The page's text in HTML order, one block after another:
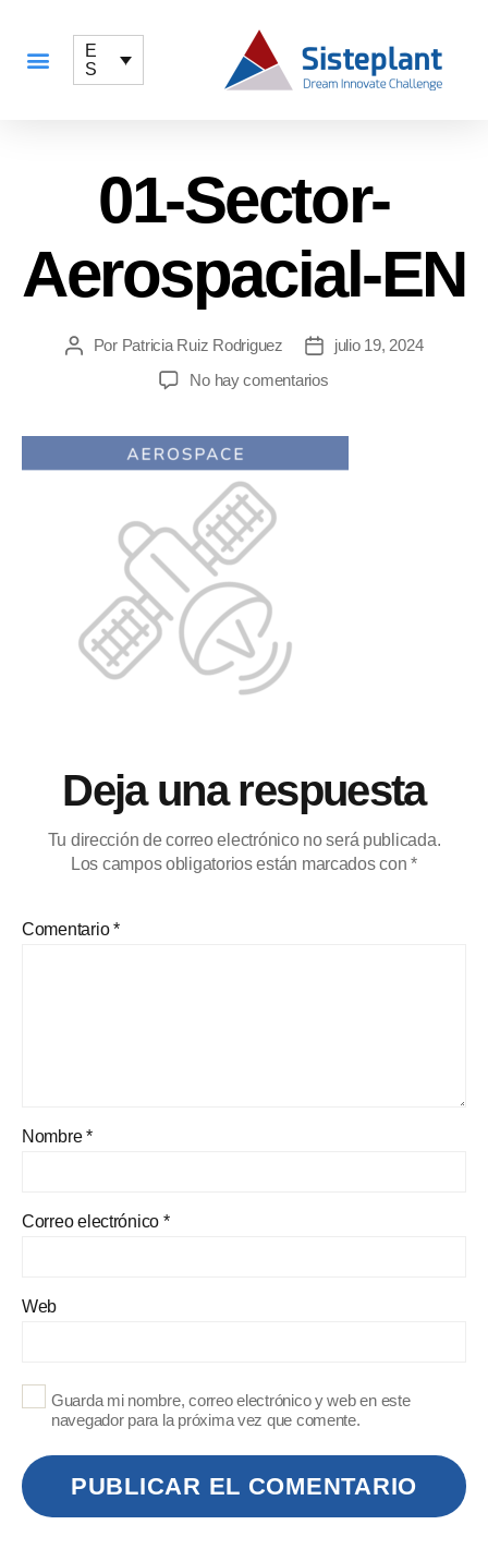
E
S
01-Sector-
Aerospacial-EN
Por Patricia Ruiz Rodriguez
julio 19, 2024
No hay comentarios
Deja una respuesta
Tu dirección de correo electrónico no será publicada.
Los campos obligatorios están marcados con*
Comentario*
Nombre*
Correo electrónico *
Web
Guarda mi nombre, correo electrónico y web en este
navegador para la próxima vez que comente.